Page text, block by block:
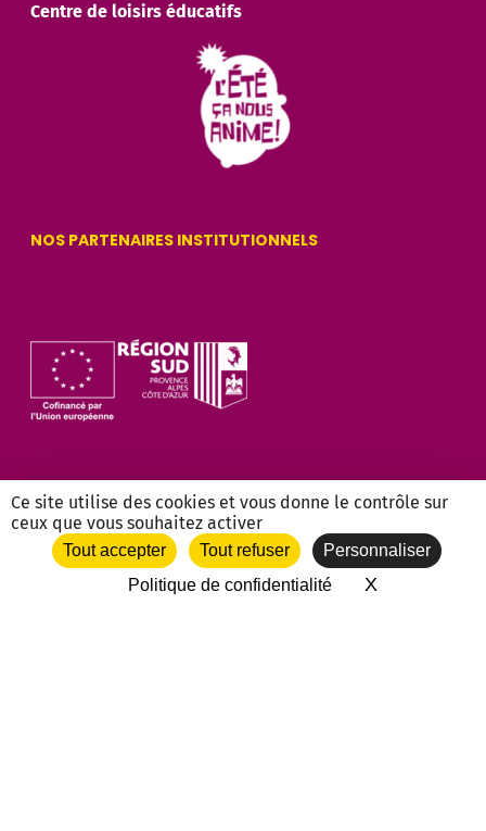
Ce site utilise des cookies et vous donne le contrôle sur
ceux que vous souhaitez activer
Tout accepter Tout refuser
Personnaliser
Politique de confidentialité
XMasquer le
Centre de loisirs éducatifs
NOS PARTENAIRES INSTITUTIONNELS
NOS PARTENAIRES ASSOCIATIFS